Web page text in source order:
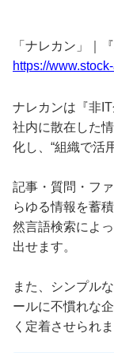
「ナレカン」｜
https://
ナレカンは『非
社内に散在した
化し、“組織で活
記事・質問・フ
らゆる情報を蓄
然言語検索によ
出せます。
また、シンプル
ールに不慣れな
く定着させられま